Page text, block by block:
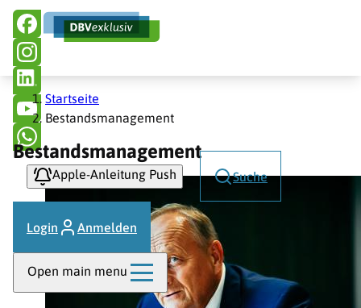
Direkt
zum
Inhalt
Hauptnavigation
Apple-Anleitung Push Suche
Login Anmelden
Open main menu
Pfadnavigation
Startseite
Bestandsmanagement
Bestandsmanagement